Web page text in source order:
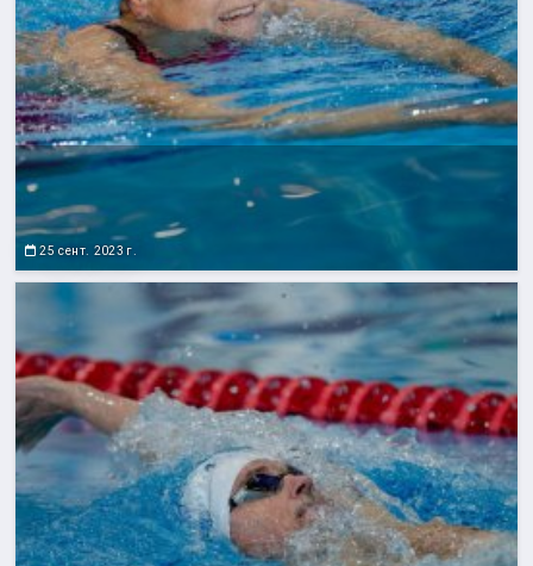
25 сент. 2023 г.